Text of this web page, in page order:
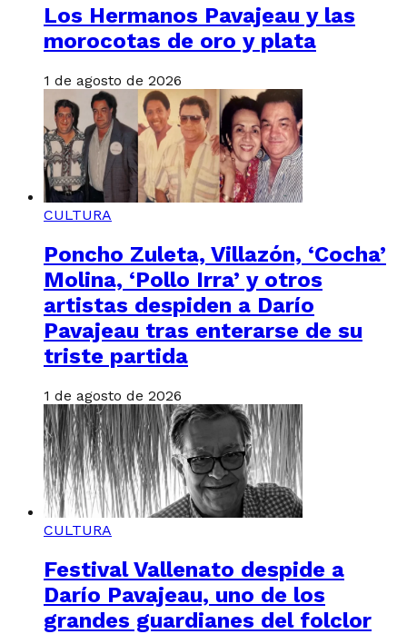
Los Hermanos Pavajeau y las
morocotas de oro y plata
1 de agosto de 2026
CULTURA
Poncho Zuleta, Villazón, ‘Cocha’
Molina, ‘Pollo Irra’ y otros
artistas despiden a Darío
Pavajeau tras enterarse de su
triste partida
1 de agosto de 2026
CULTURA
Festival Vallenato despide a
Darío Pavajeau, uno de los
grandes guardianes del folclor